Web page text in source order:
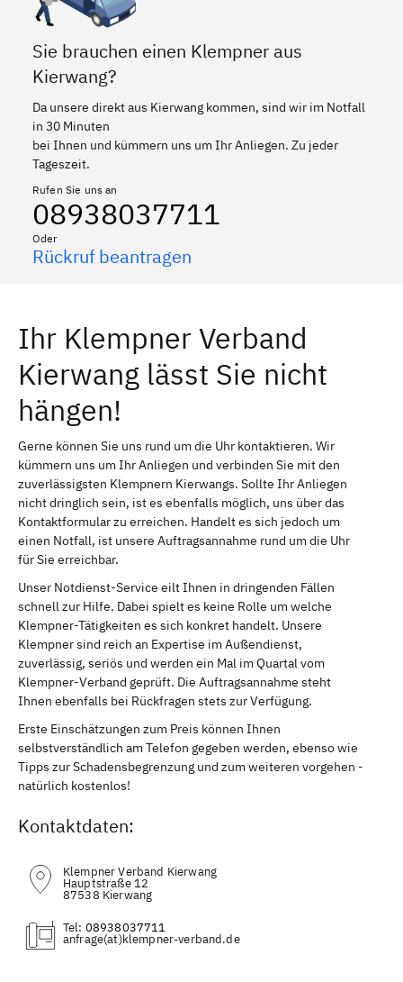
Sie brauchen einen Klempner aus
Kierwang?
Da unsere direkt aus Kierwang kommen, sind wir im Notfall
in 30 Minuten
bei Ihnen und kümmern uns um Ihr Anliegen. Zu jeder
Tageszeit.
Rufen Sie uns an
08938037711
Oder
Rückruf beantragen
Ihr Klempner Verband
Kierwang lässt Sie nicht
hängen!
Gerne können Sie uns rund um die Uhr kontaktieren. Wir
kümmern uns um Ihr Anliegen und verbinden Sie mit den
zuverlässigsten Klempnern Kierwangs. Sollte Ihr Anliegen
nicht dringlich sein, ist es ebenfalls möglich, uns über das
Kontaktformular zu erreichen. Handelt es sich jedoch um
einen Notfall, ist unsere Auftragsannahme rund um die Uhr
für Sie erreichbar.
Unser Notdienst-Service eilt Ihnen in dringenden Fällen
schnell zur Hilfe. Dabei spielt es keine Rolle um welche
Klempner-Tätigkeiten es sich konkret handelt. Unsere
Klempner sind reich an Expertise im Außendienst,
zuverlässig, seriös und werden ein Mal im Quartal vom
Klempner-Verband geprüft. Die Auftragsannahme steht
Ihnen ebenfalls bei Rückfragen stets zur Verfügung.
Erste Einschätzungen zum Preis können Ihnen
selbstverständlich am Telefon gegeben werden, ebenso wie
Tipps zur Schadensbegrenzung und zum weiteren vorgehen -
natürlich kostenlos!
Kontaktdaten:
Klempner Verband Kierwang
Hauptstraße 12
87538 Kierwang
Tel: 08938037711
(at)